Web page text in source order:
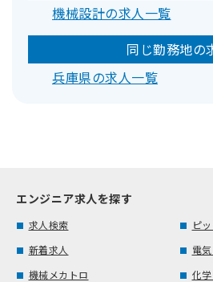
機械設計の求人一覧
同じ勤務地の
兵庫県の求人一覧
エンジニア求人を探す
求人検索
ピ
新着求人
電
機械メカトロ
化